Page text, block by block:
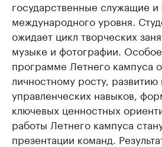
государственные служащие
международного уровня.
ожидает цикл творческих
музыке и фотографии.
программе Летнего кампуса
личностному росту,
управленческих навыков,
ключевых ценностных
работы Летнего кампуса
презентации команд.